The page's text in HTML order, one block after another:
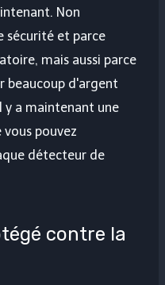
Non
sécurité et parce
mais aussi parce
beaucoup d'argent
y a maintenant une
pouvez
détecteur de
contre la